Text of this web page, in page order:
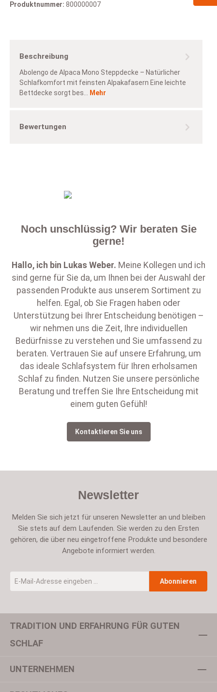
Produktnummer: 800000007
Beschreibung
Abolengo de Alpaca Mono Steppdecke – Natürlicher
Schlafkomfort mit feinsten Alpakafasern Eine leichte
Bettdecke sorgt bes…
Mehr
Bewertungen
Noch unschlüssig? Wir beraten Sie
gerne!
Hallo, ich bin Lukas Weber. Meine Kollegen und ich
sind gerne für Sie da, um Ihnen bei der Auswahl der
passenden Produkte aus unserem Sortiment zu
helfen. Egal, ob Sie Fragen haben oder
Unterstützung bei Ihrer Entscheidung benötigen –
wir nehmen uns die Zeit, Ihre individuellen
Bedürfnisse zu verstehen und Sie umfassend zu
beraten. Vertrauen Sie auf unsere Erfahrung, um
das ideale Schlafsystem für Ihren erholsamen
Schlaf zu finden. Nutzen Sie unsere persönliche
Beratung und treffen Sie Ihre Entscheidung mit
einem guten Gefühl!
Kontaktieren Sie uns
Newsletter
Melden Sie sich jetzt für unseren Newsletter an und bleiben
Sie stets auf dem Laufenden. Sie werden zu den Ersten
gehören, die über neu eingetroffene Produkte und besondere
Angebote informiert werden.
Abonnieren
Um weiterzugehen, geben Sie die oben abgebildeten Zeichen ein
TRADITION UND ERFAHRUNG FÜR GUTEN
SCHLAF
UNTERNEHMEN